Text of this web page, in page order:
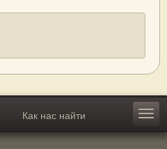
Как нас найти